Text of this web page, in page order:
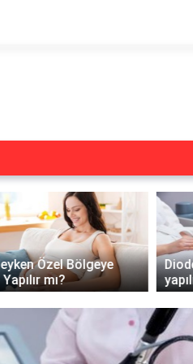
lazer kaç günde bir